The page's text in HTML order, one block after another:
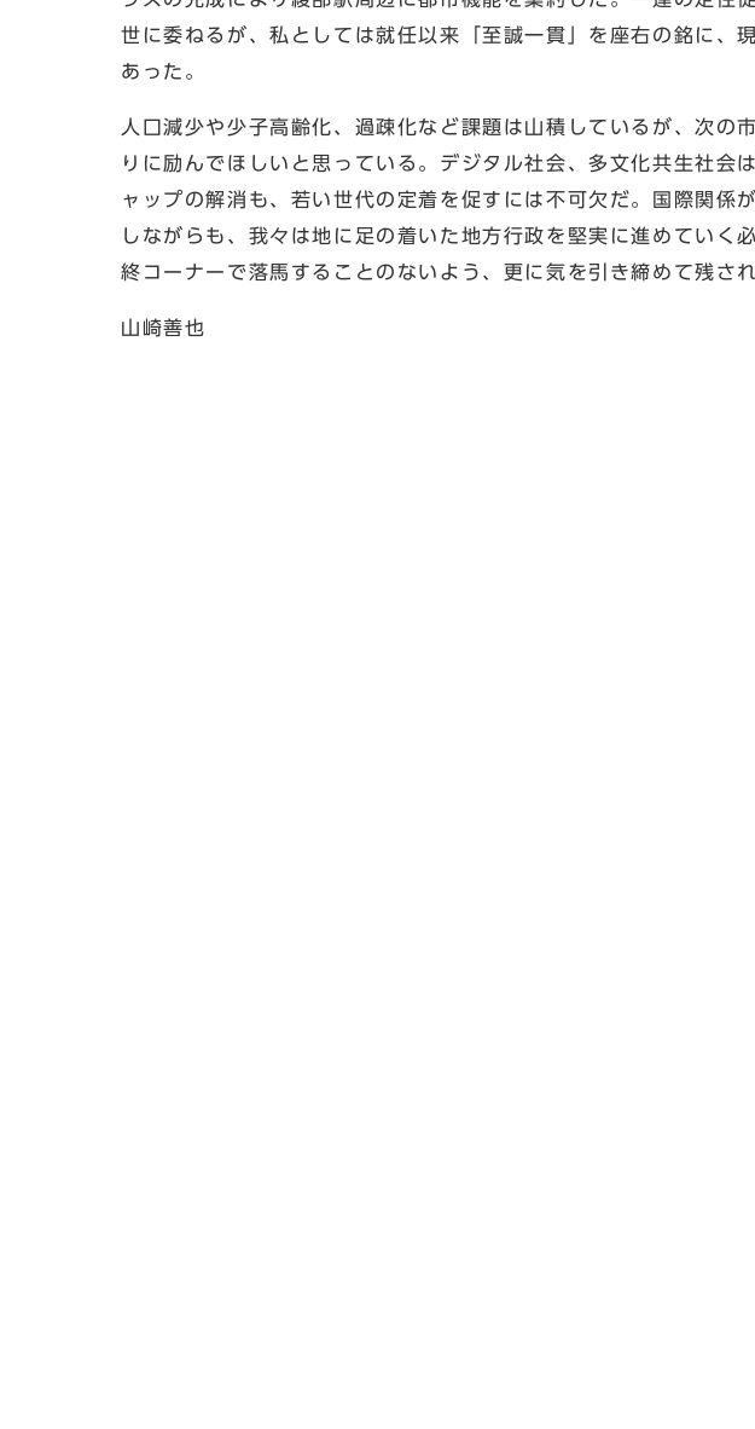
世に委ねるが、私としては就任以来「至誠一貫」を座右の銘に、
あった。
人口減少や少子高齢化、過疎化など課題は山積しているが、次の
りに励んでほしいと思っている。デジタル社会、多文化共生社会
ャップの解消も、若い世代の定着を促すには不可欠だ。国際関係
しながらも、我々は地に足の着いた地方行政を堅実に進めていく
終コーナーで落馬することのないよう、更に気を引き締めて残さ
山崎善也